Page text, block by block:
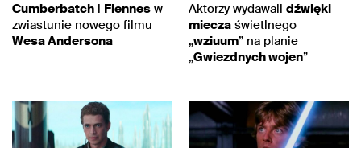
Cumberbatch i Fiennes w
zwiastunie nowego filmu
Wesa Andersona
Aktorzy wydawali dźwięki
miecza świetlnego
„wziuum” na planie
„Gwiezdnych wojen”